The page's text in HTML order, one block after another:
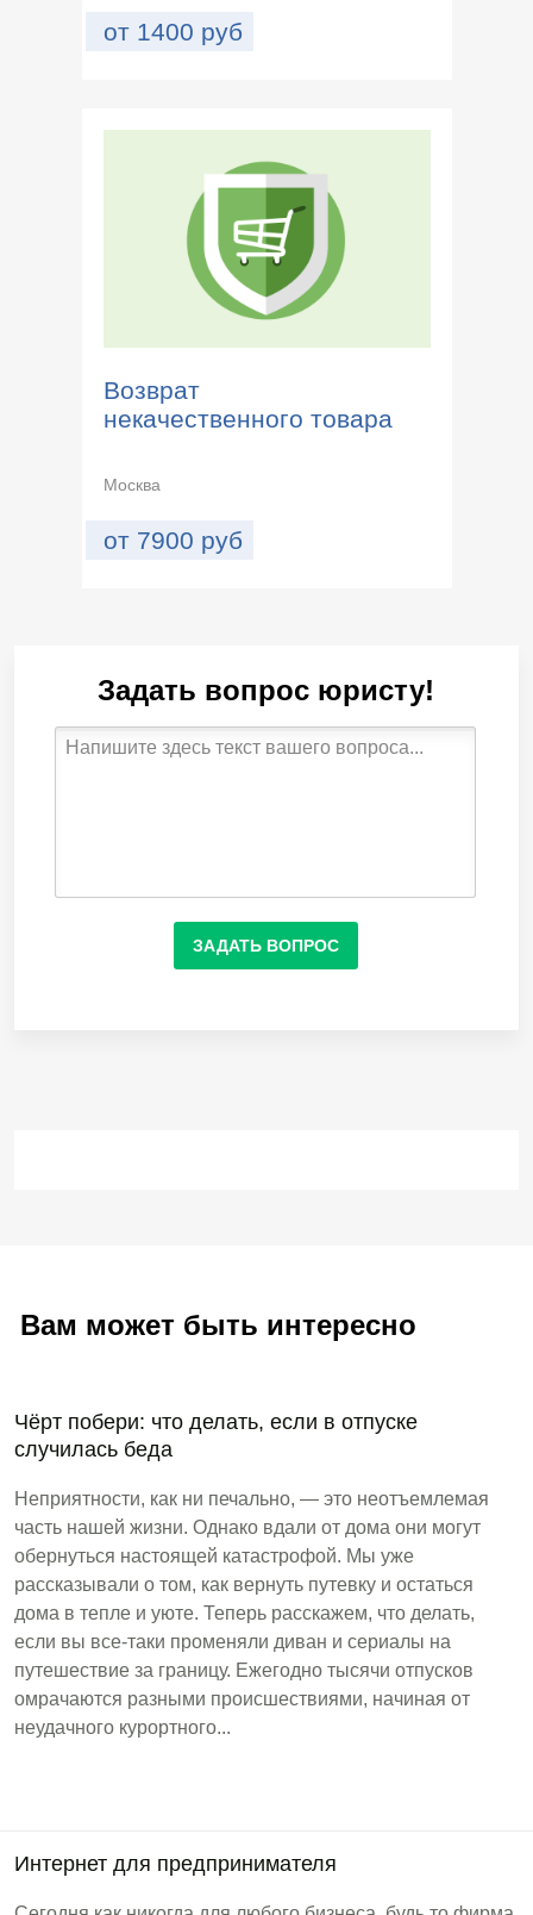
от 1400 руб
Возврат
некачественного товара
Москва
от 7900 руб
Задать вопрос юристу!
ЗАДАТЬ ВОПРОС
Вам может быть интересно
Чёрт побери: что делать, если в отпуске
случилась беда
Неприятности, как ни печально, — это неотъемлемая
часть нашей жизни. Однако вдали от дома они могут
обернуться настоящей катастрофой. Мы уже
рассказывали о том, как вернуть путевку и остаться
дома в тепле и уюте. Теперь расскажем, что делать,
если вы все-таки променяли диван и сериалы на
путешествие за границу. Ежегодно тысячи отпусков
омрачаются разными происшествиями, начиная от
неудачного курортного...
Интернет для предпринимателя